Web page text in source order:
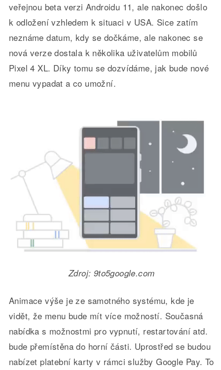
veřejnou beta verzi Androidu 11, ale nakonec došlo
k odložení vzhledem k situaci v USA. Sice zatím
neznáme datum, kdy se dočkáme, ale nakonec se
nová verze dostala k několika uživatelům mobilů
Pixel 4 XL. Díky tomu se dozvídáme, jak bude nové
menu vypadat a co umožní.
Zdroj: 9to5google.com
Animace výše je ze samotného systému, kde je
vidět, že menu bude mít více možností. Současná
nabídka s možnostmi pro vypnutí, restartování atd.
bude přemístěna do horní části. Uprostřed se budou
nabízet platební karty v rámci služby Google Pay. To